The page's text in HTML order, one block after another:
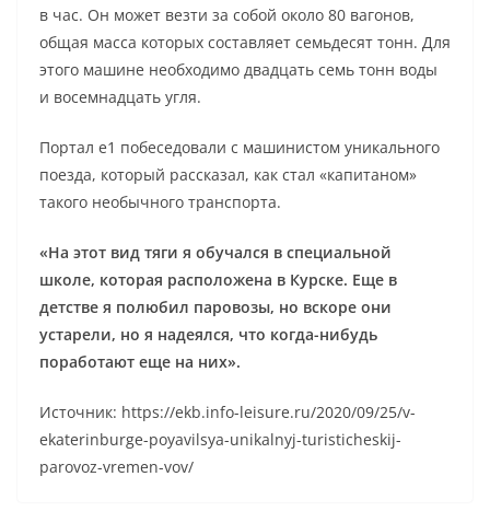
в час. Он может везти за собой около 80 вагонов,
общая масса которых составляет семьдесят тонн. Для
этого машине необходимо двадцать семь тонн воды
и восемнадцать угля.
Портал е1 побеседовали с машинистом уникального
поезда, который рассказал, как стал «капитаном»
такого необычного транспорта.
«На этот вид тяги я обучался в специальной
школе, которая расположена в Курске. Еще в
детстве я полюбил паровозы, но вскоре они
устарели, но я надеялся, что когда-нибудь
поработают еще на них».
Источник: https://ekb.info-leisure.ru/2020/09/25/v-
ekaterinburge-poyavilsya-unikalnyj-turisticheskij-
parovoz-vremen-vov/